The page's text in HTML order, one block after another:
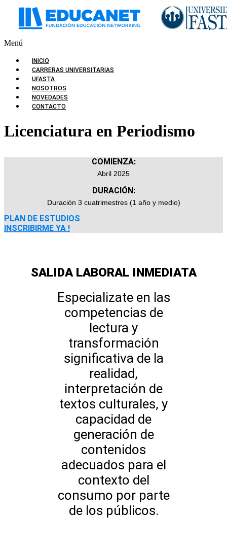
Menú
INICIO
CARRERAS UNIVERSITARIAS
UFASTA
NOSOTROS
NOVEDADES
CONTACTO
Licenciatura en Periodismo
COMIENZA:
Abril 2025
DURACIÓN:
Duración 3 cuatrimestres (1 año y medio)
PLAN DE ESTUDIOS
INSCRIBIRME YA !
SALIDA LABORAL INMEDIATA
Especializate en las
competencias de
lectura y
transformación
significativa de la
realidad,
interpretación de
textos culturales, y
capacidad de
generación de
contenidos
adecuados para el
contexto del
consumo por parte
de los públicos.